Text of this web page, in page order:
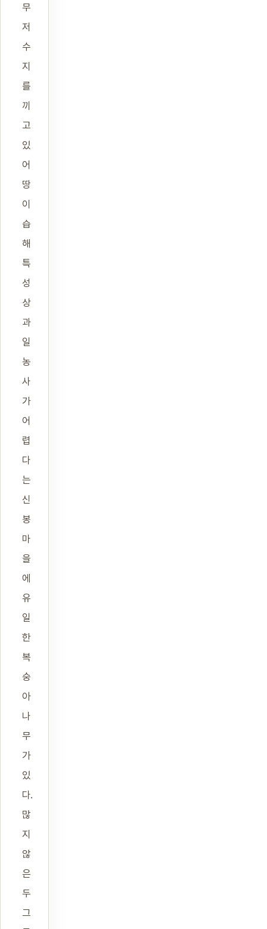
무
저
수
지
를
끼
고
있
어
땅
이
습
해
특
성
상
과
일
농
사
가
어
렵
다
는
신
봉
마
을
에
유
일
한
복
숭
아
나
무
가
있
다.
많
지
않
은
두
그